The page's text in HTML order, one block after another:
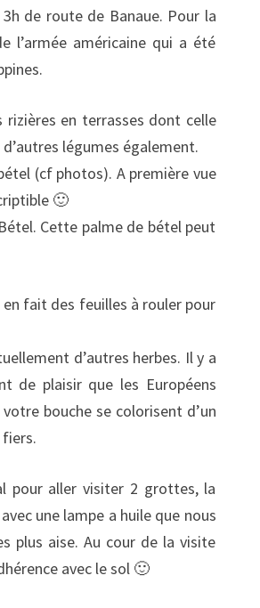
de route de Banaue. Pour la
l’armée américaine qui a été
rizières en terrasses dont celle
légumes également.
(cf photos). A première vue
🙂
Cette palme de bétel peut
fait des feuilles à rouler pour
d’autres herbes. Il y a
de plaisir que les Européens
bouche se colorisent d’un
pour aller visiter 2 grottes, la
une lampe a huile que nous
plus aise. Au cour de la visite
avec le sol 🙂